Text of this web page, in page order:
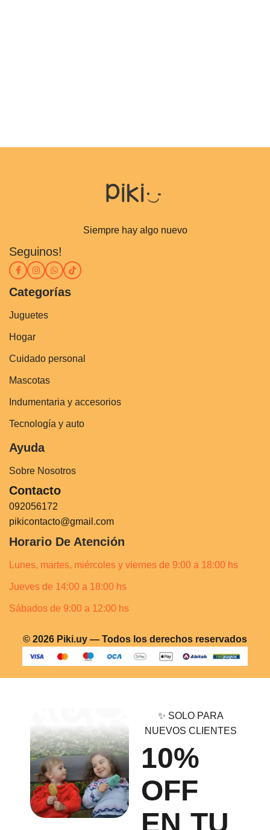
Siempre hay algo nuevo
Seguinos!
Categorías
Juguetes
Hogar
Cuidado personal
Mascotas
Indumentaria y accesorios
Tecnología y auto
Ayuda
Sobre Nosotros
Contacto
092056172
pikicontacto@gmail.com
Horario De Atención
Lunes, martes, miércoles y viernes de 9:00 a 18:00 hs
Jueves de 14:00 a 18:00 hs
Sábados de 9:00 a 12:00 hs
© 2026 Piki.uy — Todos los derechos reservados
✨ SOLO PARA
NUEVOS CLIENTES
10%
OFF
EN TU